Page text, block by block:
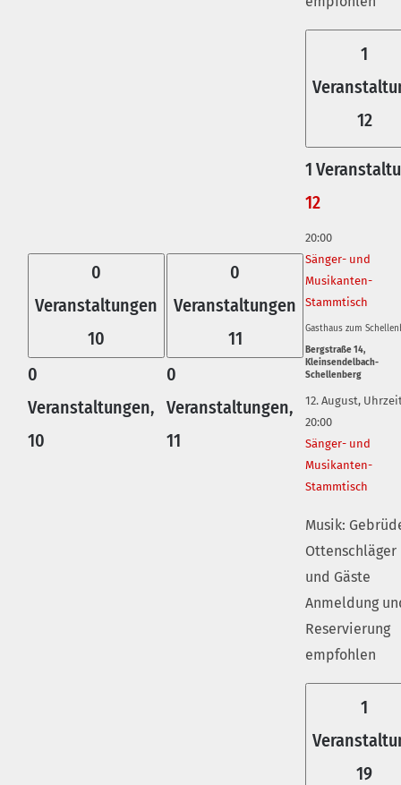
0
Veranstaltungen
10
0
Veranstaltungen,
10
0
Veranstaltungen
11
0
Veranstaltungen,
11
1
12
1
12
20:00
Sänger- und
Musikanten-
Stammtisch
Gasthaus zum
Bergstraße 14,
Kleinsendelbach-
Schellenberg
12. August,
20:00
Sänger- und
Musikanten-
Stammtisch
Musik:
Ottenschläger
und Gäste
Anmeldung
Reservierung
empfohlen
1
19